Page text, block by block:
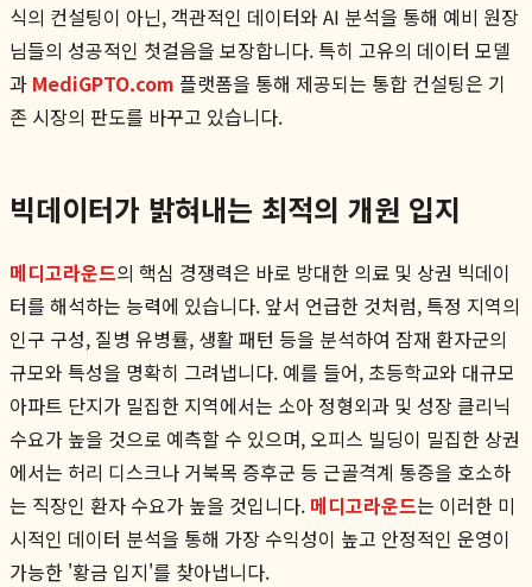
식의 컨설팅이 아닌, 객관적인 데이터와 AI 분석을 통해 예비 원장
님들의 성공적인 첫걸음을 보장합니다. 특히 고유의 데이터 모델
과 MediGPTO.com 플랫폼을 통해 제공되는 통합 컨설팅은 기
존 시장의 판도를 바꾸고 있습니다.
빅데이터가 밝혀내는 최적의 개원 입지
메디고라운드의 핵심 경쟁력은 바로 방대한 의료 및 상권 빅데이
터를 해석하는 능력에 있습니다. 앞서 언급한 것처럼, 특정 지역의
인구 구성, 질병 유병률, 생활 패턴 등을 분석하여 잠재 환자군의
규모와 특성을 명확히 그려냅니다. 예를 들어, 초등학교와 대규모
아파트 단지가 밀집한 지역에서는 소아 정형외과 및 성장 클리닉
수요가 높을 것으로 예측할 수 있으며, 오피스 빌딩이 밀집한 상권
에서는 허리 디스크나 거북목 증후군 등 근골격계 통증을 호소하
는 직장인 환자 수요가 높을 것입니다. 메디고라운드는 이러한 미
시적인 데이터 분석을 통해 가장 수익성이 높고 안정적인 운영이
가능한 '황금 입지'를 찾아냅니다.